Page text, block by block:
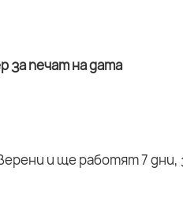
и ще работят 7 дни,